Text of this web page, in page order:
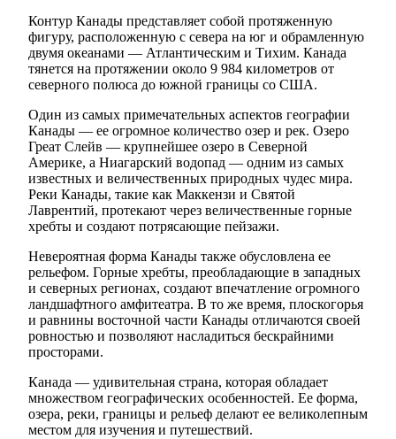
Контур Канады представляет собой протяженную
фигуру, расположенную с севера на юг и обрамленную
двумя океанами — Атлантическим и Тихим. Канада
тянется на протяжении около 9 984 километров от
северного полюса до южной границы со США.
Один из самых примечательных аспектов географии
Канады — ее огромное количество озер и рек. Озеро
Греат Слейв — крупнейшее озеро в Северной
Америке, а Ниагарский водопад — одним из самых
известных и величественных природных чудес мира.
Реки Канады, такие как Маккензи и Святой
Лаврентий, протекают через величественные горные
хребты и создают потрясающие пейзажи.
Невероятная форма Канады также обусловлена ее
рельефом. Горные хребты, преобладающие в западных
и северных регионах, создают впечатление огромного
ландшафтного амфитеатра. В то же время, плоскогорья
и равнины восточной части Канады отличаются своей
ровностью и позволяют насладиться бескрайними
просторами.
Канада — удивительная страна, которая обладает
множеством географических особенностей. Ее форма,
озера, реки, границы и рельеф делают ее великолепным
местом для изучения и путешествий.